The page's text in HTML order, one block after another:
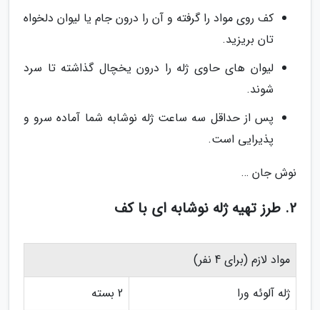
کف روی مواد را گرفته و آن را درون جام یا لیوان دلخواه
تان بریزید.
لیوان های حاوی ژله را درون یخچال گذاشته تا سرد
شوند.
پس از حداقل سه ساعت ژله نوشابه شما آماده سرو و
پذیرایی است.
نوش جان …
2. طرز تهیه ژله نوشابه ای با کف
مواد لازم (برای 4 نفر)
ژله آلوئه ورا
2 بسته